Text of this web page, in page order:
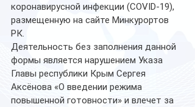
коронавирусной инфекции (COVID-19),
размещенную на сайте Минкурортов
РК.
Деятельность без заполнения данной
формы является нарушением Указа
Главы республики Крым Сергея
Аксёнова «О введении режима
повышенной готовности» и влечет за